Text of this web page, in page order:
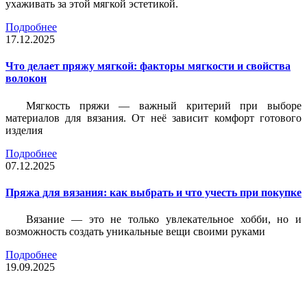
ухаживать за этой мягкой эстетикой.
Подробнее
17.12.2025
Что делает пряжу мягкой: факторы мягкости и свойства
волокон
Мягкость пряжи — важный критерий при выборе
материалов для вязания. От неё зависит комфорт готового
изделия
Подробнее
07.12.2025
Пряжа для вязания: как выбрать и что учесть при покупке
Вязание — это не только увлекательное хобби, но и
возможность создать уникальные вещи своими руками
Подробнее
19.09.2025